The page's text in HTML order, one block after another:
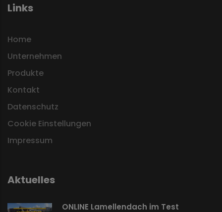
Links
Home
Unternehmen
Produkte
Kontakt
Datenschutz
Cookie Einstellungen
Impressum
Aktuelles
ONLINE Lamellendach im Test